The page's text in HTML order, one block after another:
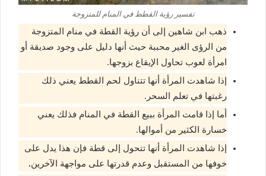
تفسير رؤية القطط في المنام للمتزوجة
ذهب ابن شاهين إلى أن رؤية القطة في منام المتزوجة
من الرؤى الغير محببة حيث أنها دليل على وجود صديقة أو
امرأة لعوب تحاول الإيقاع بزوجها.
إذا شاهدت المرأة أنها تتناول لحم القطط يعني ذلك
رغبتها في تعلم السحر.
أما إذا قامت المرأة ببيع القطة في المنام فذلك يعني
خسارة الكثير من أموالها.
إذا شاهدت المرأة أنها تتحول إلى قطة فإن هذا يدل على
خوفها من المستقبل وعدم قدرتها على مواجهة الآخرين.